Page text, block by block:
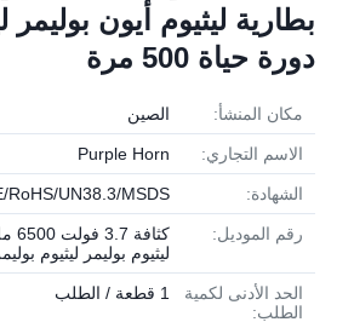
بطارية ليثيوم أيون بوليمر
دورة حياة 500 مرة
مكان المنشأ: الصين
الاسم التجاري: Purple Horn
الشهادة: RoHS/UN38.3/MSDS
رقم الموديل:
ليثيوم بوليمر ليثيوم
الحد الأدنى لكمية
الطلب:
1 قطعة / الطلب